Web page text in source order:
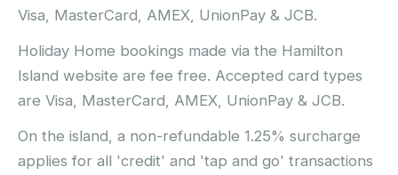
Visa, MasterCard, AMEX, UnionPay & JCB.
Holiday Home bookings made via the Hamilton
Island website are fee free. Accepted card types
are Visa, MasterCard, AMEX, UnionPay & JCB.
On the island, a non-refundable 1.25% surcharge
applies for all 'credit' and 'tap and go' transactions